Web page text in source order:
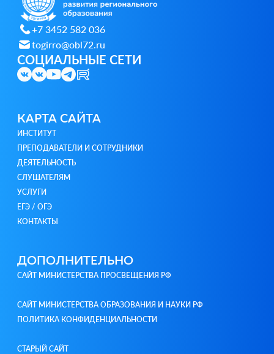
+7 3452 582 036
togirro@obl72.ru
СОЦИАЛЬНЫЕ СЕТИ
КАРТА САЙТА
ИНСТИТУТ
ПРЕПОДАВАТЕЛИ И СОТРУДНИКИ
ДЕЯТЕЛЬНОСТЬ
СЛУШАТЕЛЯМ
УСЛУГИ
ЕГЭ / ОГЭ
КОНТАКТЫ
ДОПОЛНИТЕЛЬНО
САЙТ МИНИСТЕРСТВА ПРОСВЕЩЕНИЯ РФ
САЙТ МИНИСТЕРСТВА ОБРАЗОВАНИЯ И НАУКИ РФ
ПОЛИТИКА КОНФИДЕНЦИАЛЬНОСТИ
СТАРЫЙ САЙТ